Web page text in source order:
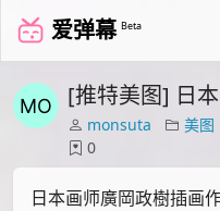
爱弹幕 Beta
[推特美图] 日
monsuta 美图
0
日本画师廣岡政樹插画